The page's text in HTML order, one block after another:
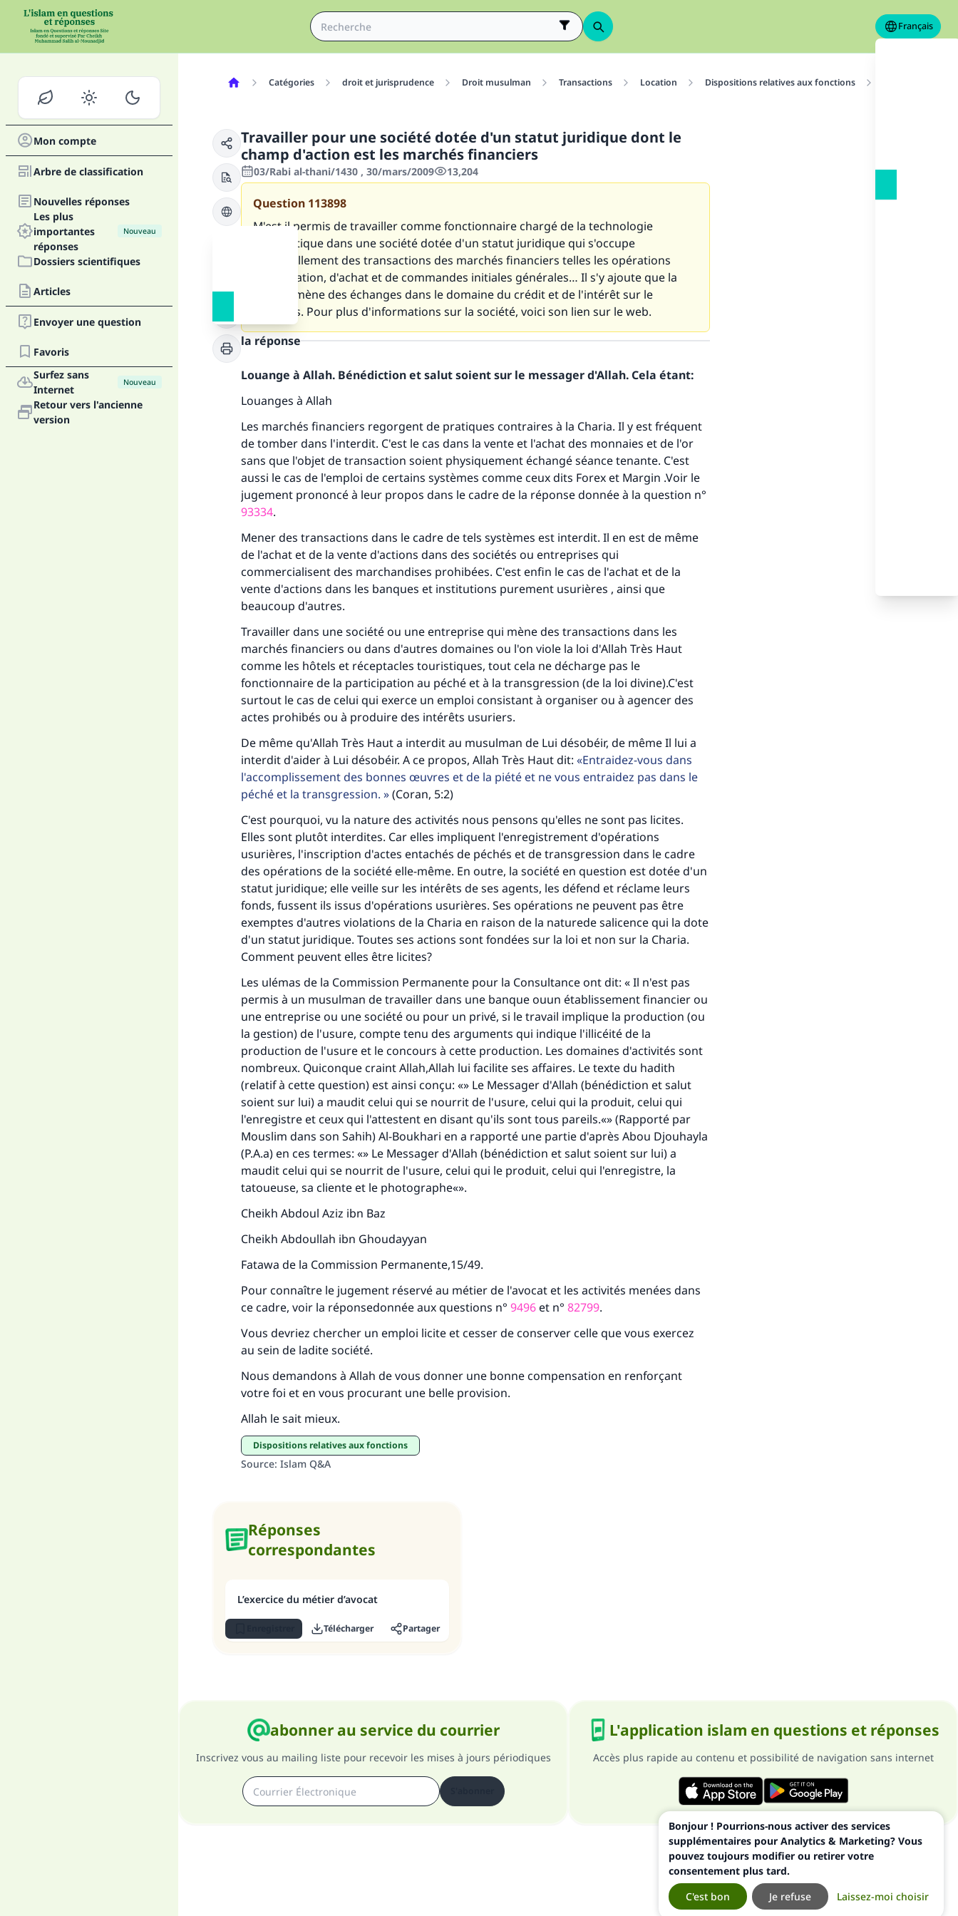
Français
Mon compte
Arbre de classification
Nouvelles réponses
Les plus
importantes
réponses
Nouveau
Dossiers scientifiques
Articles
Envoyer une question
Favoris
Surfez sans
Internet
Nouveau
Retour vers l'ancienne
version
Catégories droit et jurisprudence Droit musulman Transactions Location Dispositions relatives aux fonctions
Travailler pour une société dotée d'un statut juridique dont le
champ d'action est les marchés financiers
03/Rabi al-thani/1430 , 30/mars/2009 13,204
Question 113898
M'est il permis de travailler comme fonctionnaire chargé de la technologie
informatique dans une société dotée d'un statut juridique qui s'occupe
essentiellement des transactions des marchés financiers telles les opérations
d'intégration, d'achat et de commandes initiales générales… Il s'y ajoute que la
société mène des échanges dans le domaine du crédit et de l'intérêt sur le
business. Pour plus d'informations sur la société, voici son lien sur le web.
la réponse
Louange à Allah. Bénédiction et salut soient sur le messager d'Allah. Cela étant:
Louanges à Allah
Les marchés financiers regorgent de pratiques contraires à la Charia. Il y est fréquent
de tomber dans l'interdit. C'est le cas dans la vente et l'achat des monnaies et de l'or
sans que l'objet de transaction soient physiquement échangé séance tenante. C'est
aussi le cas de l'emploi de certains systèmes comme ceux dits Forex et Margin .Voir le
jugement prononcé à leur propos dans le cadre de la réponse donnée à la question n°
93334.
Mener des transactions dans le cadre de tels systèmes est interdit. Il en est de même
de l'achat et de la vente d'actions dans des sociétés ou entreprises qui
commercialisent des marchandises prohibées. C'est enfin le cas de l'achat et de la
vente d'actions dans les banques et institutions purement usurières , ainsi que
beaucoup d'autres.
Travailler dans une société ou une entreprise qui mène des transactions dans les
marchés financiers ou dans d'autres domaines ou l'on viole la loi d'Allah Très Haut
comme les hôtels et réceptacles touristiques, tout cela ne décharge pas le
fonctionnaire de la participation au péché et à la transgression (de la loi divine).C'est
surtout le cas de celui qui exerce un emploi consistant à organiser ou à agencer des
actes prohibés ou à produire des intérêts usuriers.
De même qu'Allah Très Haut a interdit au musulman de Lui désobéir, de même Il lui a
interdit d'aider à Lui désobéir. A ce propos, Allah Très Haut dit:
Entraidez-vous dans
l'accomplissement des bonnes œuvres et de la piété et ne vous entraidez pas dans le
péché et la transgression.
(Coran, 5:2)
C'est pourquoi, vu la nature des activités nous pensons qu'elles ne sont pas licites.
Elles sont plutôt interdites. Car elles impliquent l'enregistrement d'opérations
usurières, l'inscription d'actes entachés de péchés et de transgression dans le cadre
des opérations de la société elle-même. En outre, la société en question est dotée d'un
statut juridique; elle veille sur les intérêts de ses agents, les défend et réclame leurs
fonds, fussent ils issus d'opérations usurières. Ses opérations ne peuvent pas être
exemptes d'autres violations de la Charia en raison de la naturede salicence qui la dote
d'un statut juridique. Toutes ses actions sont fondées sur la loi et non sur la Charia.
Comment peuvent elles être licites?
Les ulémas de la Commission Permanente pour la Consultance ont dit: « Il n'est pas
permis à un musulman de travailler dans une banque ouun établissement financier ou
une entreprise ou une société ou pour un privé, si le travail implique la production (ou
la gestion) de l'usure, compte tenu des arguments qui indique l'illicéité de la
production de l'usure et le concours à cette production. Les domaines d'activités sont
nombreux. Quiconque craint Allah,Allah lui facilite ses affaires. Le texte du hadith
(relatif à cette question) est ainsi conçu: «» Le Messager d'Allah (bénédiction et salut
soient sur lui) a maudit celui qui se nourrit de l'usure, celui qui la produit, celui qui
l'enregistre et ceux qui l'attestent en disant qu'ils sont tous pareils.«» (Rapporté par
Mouslim dans son Sahih) Al-Boukhari en a rapporté une partie d'après Abou Djouhayla
(P.A.a) en ces termes: «» Le Messager d'Allah (bénédiction et salut soient sur lui) a
maudit celui qui se nourrit de l'usure, celui qui le produit, celui qui l'enregistre, la
tatoueuse, sa cliente et le photographe«».
Cheikh Abdoul Aziz ibn Baz
Cheikh Abdoullah ibn Ghoudayyan
Fatawa de la Commission Permanente,15/49.
Pour connaître le jugement réservé au métier de l'avocat et les activités menées dans
ce cadre, voir la réponsedonnée aux questions n° 9496 et n° 82799.
Vous devriez chercher un emploi licite et cesser de conserver celle que vous exercez
au sein de ladite société.
Nous demandons à Allah de vous donner une bonne compensation en renforçant
votre foi et en vous procurant une belle provision.
Allah le sait mieux.
Dispositions relatives aux fonctions
Source: Islam Q&A
Réponses
correspondantes
L’exercice du métier d’avocat
Télécharger Partager
abonner au service du courrier
Inscrivez vous au mailing liste pour recevoir les mises à jours périodiques
L'application islam en questions et réponses
Accès plus rapide au contenu et possibilité de navigation sans internet
Faites une différence dans la vie de millions de
personnes grâce à votre contribution
Aidez nous à apporter des réponses.
Le Messager d'Allah (Paix sur lui) a dit:
que celui qui le fait."
(MOUSLIM 1893)
Soutenez IslamQA
Bonjour ! Pourrions-nous activer des services
supplémentaires pour Analytics & Marketing? Vous
pouvez toujours modifier ou retirer votre
consentement plus tard.
Laissez-moi choisir
Je refuse
C'est bon